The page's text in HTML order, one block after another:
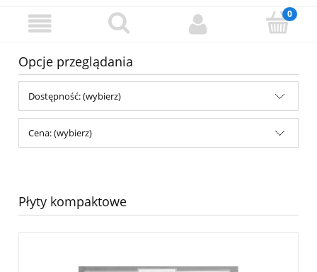
Opcje przeglądania
Dostępność: (wybierz)
Cena: (wybierz)
Płyty kompaktowe